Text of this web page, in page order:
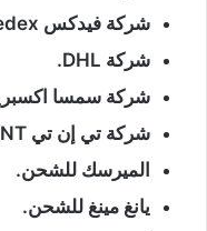
شركة فيدكس Fedex.
شركة DHL.
شركة سمسا
شركة تي إن تي TNT.
الميرسك للشحن.
يانغ مينغ للشحن.